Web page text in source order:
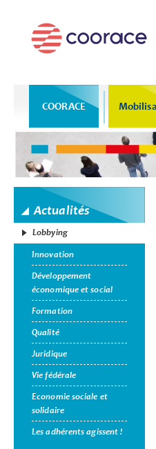
COORACE
Actualités
Lobbying
Innovation
Développement
économique et social
Formation
Qualité
Juridique
Vie fédérale
Economie sociale et
solidaire
Les adhérents agissent !